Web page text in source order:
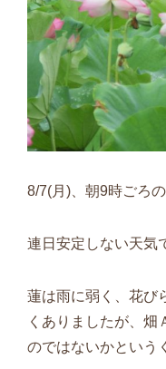
8/7(月)、朝9時ごろ
連日安定しない天気
蓮は雨に弱く、花び
くありましたが、畑
のではないかという